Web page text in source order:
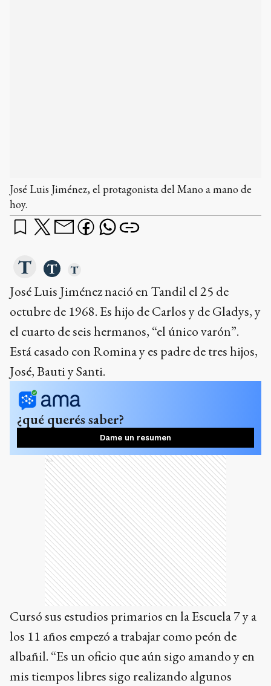
José Luis Jiménez, el protagonista del Mano a mano de
hoy.
José Luis Jiménez nació en Tandil el 25 de
octubre de 1968. Es hijo de Carlos y de Gladys, y
el cuarto de seis hermanos, “el único varón”.
Está casado con Romina y es padre de tres hijos,
José, Bauti y Santi.
¿qué querés saber?
Dame un resumen
Ads
Cursó sus estudios primarios en la Escuela 7 y a
los 11 años empezó a trabajar como peón de
albañil. “Es un oficio que aún sigo amando y en
mis tiempos libres sigo realizando algunos